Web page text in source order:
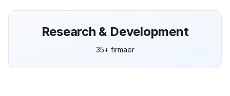
Research & Development
35+ firmaer